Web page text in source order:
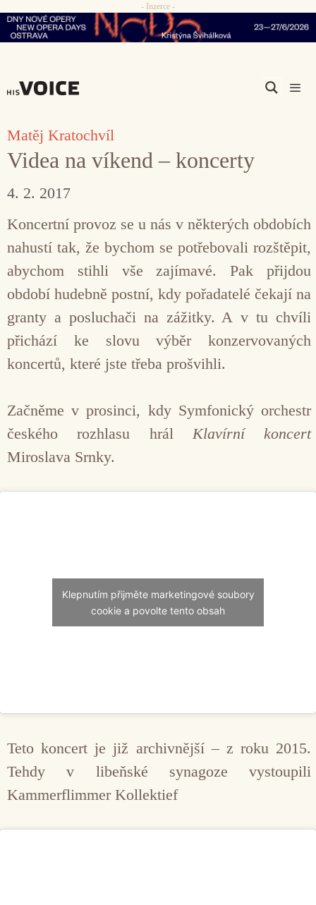
Přeskočit
na
- Inzerce -
Matěj Kratochvíl
Videa na víkend – koncerty
4. 2. 2017
Koncertní provoz se u nás v některých obdobích
nahustí tak, že bychom se potřebovali rozštěpit,
abychom stihli vše zajímavé. Pak přijdou
období hudebně postní, kdy pořadatelé čekají na
granty a posluchači na zážitky. A v tu chvíli
přichází ke slovu výběr konzervovaných
koncertů, které jste třeba prošvihli.
Začněme v prosinci, kdy Symfonický orchestr
českého rozhlasu hrál Klavírní koncert
Miroslava Srnky.
Klepnutím přijměte marketingové soubory
cookie a povolte tento obsah
Teto koncert je již archivnější – z roku 2015.
Tehdy v libeňské synagoze vystoupili
Kammerflimmer Kollektief